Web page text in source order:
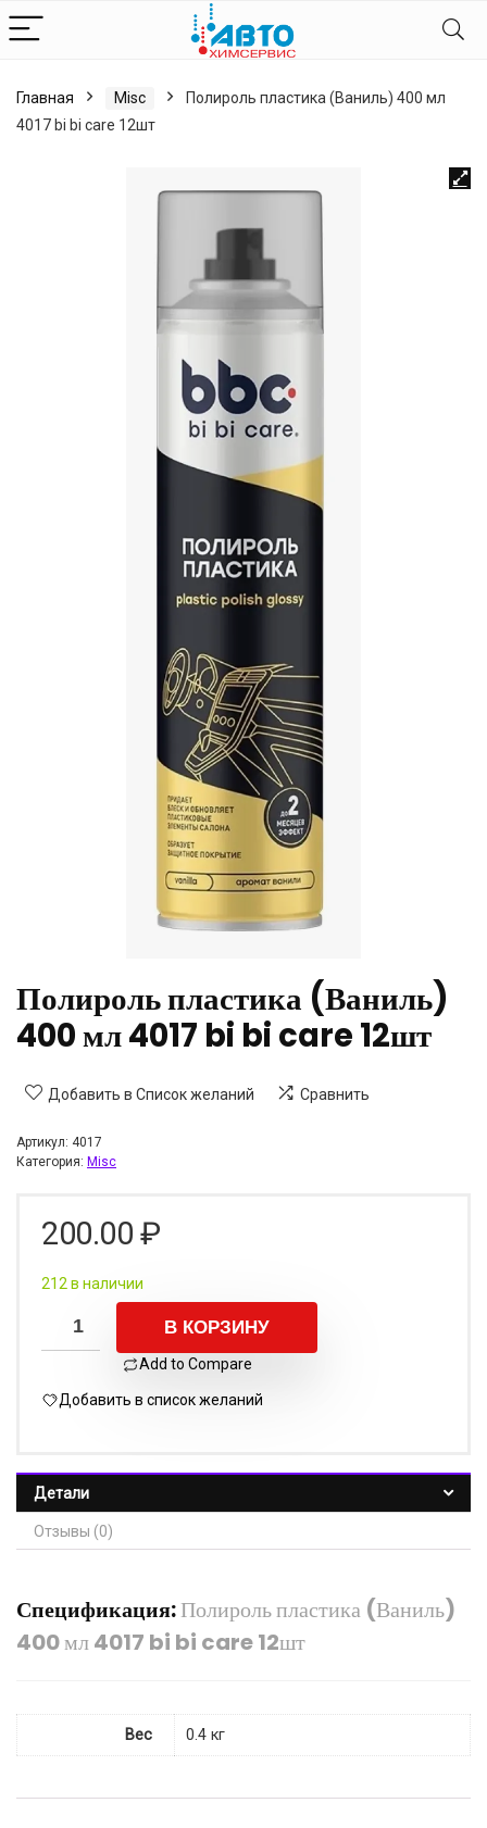
Главная Misc
Полироль пластика (Ваниль) 400 мл
4017 bi bi care 12шт
Полироль пластика (Ваниль)
400 мл 4017 bi bi care 12шт
Добавить в Список желаний Сравнить
Артикул: 4017
Категория: Misc
200.00 ₽
212 в наличии
В КОРЗИНУ
Add to Compare
Добавить в список желаний
Детали
Отзывы (0)
Спецификация:Полироль пластика (Ваниль)
400 мл 4017 bi bi care 12шт
Вес 0.4 кг